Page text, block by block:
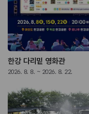
한강 다리밑 영화관
2026. 8. 8. ~ 2026. 8. 22.